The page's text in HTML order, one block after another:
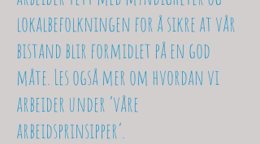
lokalbefolkningen for å sikre at vår
bistand blir formidlet på en god
måte. Les også mer om hvordan vi
arbeider under ‘våre
arbeidsprinsipper’.